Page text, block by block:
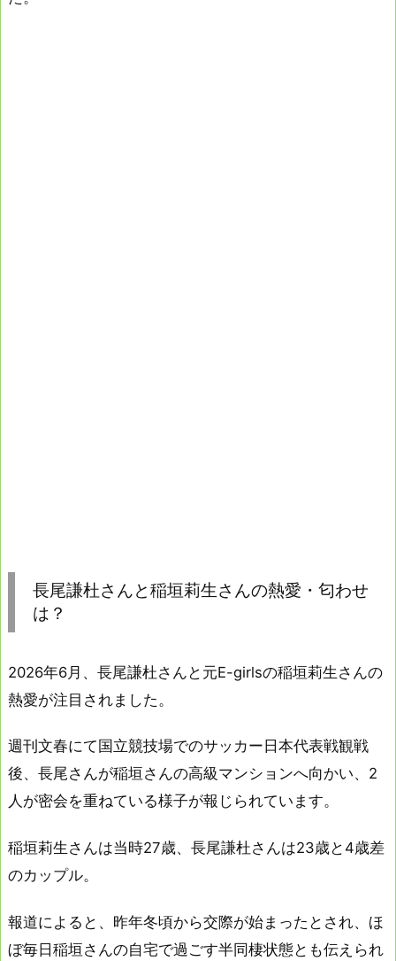
長尾謙杜さんと稲垣莉生さんの熱愛・匂わせ
は？
2026年6月、長尾謙杜さんと元E-girlsの稲垣莉生さんの
熱愛が注目されました。
週刊文春にて国立競技場でのサッカー日本代表戦観戦
後、長尾さんが稲垣さんの高級マンションへ向かい、2
人が密会を重ねている様子が報じられています。
稲垣莉生さんは当時27歳、長尾謙杜さんは23歳と4歳差
のカップル。
報道によると、昨年冬頃から交際が始まったとされ、ほ
ぼ毎日稲垣さんの自宅で過ごす半同棲状態とも伝えられ